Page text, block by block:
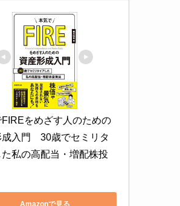
をめざす人のための
入門　30歳でセミリタ
私の高配当・増配株投
Amazonで見る